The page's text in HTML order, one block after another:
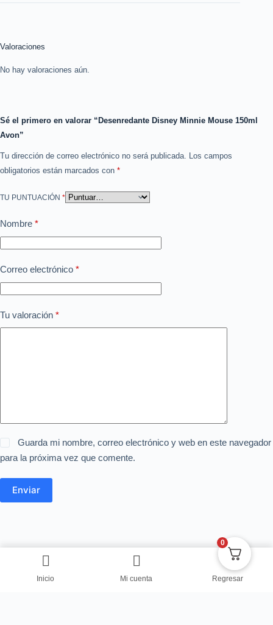
Valoraciones
No hay valoraciones aún.
Sé el primero en valorar “Desenredante Disney Minnie Mouse 150ml
Avon”
Tu dirección de correo electrónico no será publicada. Los campos
obligatorios están marcados con *
TU PUNTUACIÓN *
Nombre *
Correo electrónico *
Tu valoración *
Guarda mi nombre, correo electrónico y web en este navegador
para la próxima vez que comente.
Enviar
Inicio Mi cuenta Regresar
0